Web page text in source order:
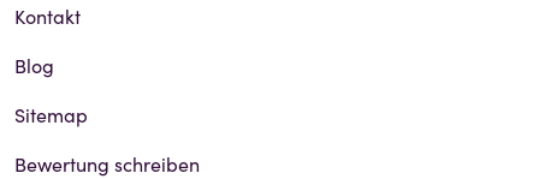
Kontakt
Blog
Sitemap
Bewertung schreiben